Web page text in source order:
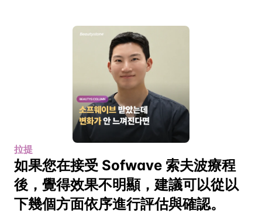
拉提
如果您在接受 Sofwave 索夫波療程
後，覺得效果不明顯，建議可以從以
下幾個方面依序進行評估與確認。